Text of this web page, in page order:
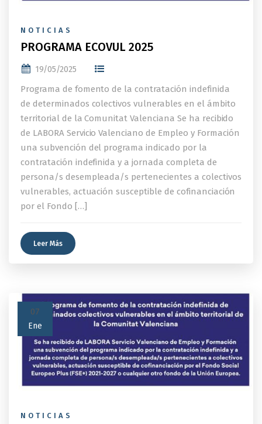
NOTICIAS
PROGRAMA ECOVUL 2025
19/05/2025
Programa de fomento de la contratación indefinida
de determinados colectivos vulnerables en el ámbito
territorial de la Comunitat Valenciana Se ha recibido
de LABORA Servicio Valenciano de Empleo y Formación
una subvención del programa indicado por la
contratación indefinida y a jornada completa de
persona/s desempleada/s pertenecientes a colectivos
vulnerables, actuación susceptible de cofinanciación
por el Fondo […]
Leer Más
07
Ene
NOTICIAS